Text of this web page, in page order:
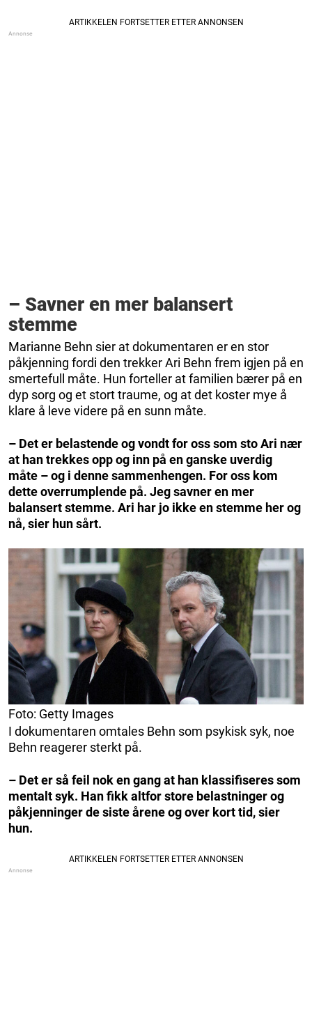
– Savner en mer balansert
stemme
Marianne Behn sier at dokumentaren er en stor
påkjenning fordi den trekker Ari Behn frem igjen på en
smertefull måte. Hun forteller at familien bærer på en
dyp sorg og et stort traume, og at det koster mye å
klare å leve videre på en sunn måte.
– Det er belastende og vondt for oss som sto Ari nær
at han trekkes opp og inn på en ganske uverdig
måte – og i denne sammenhengen. For oss kom
dette overrumplende på. Jeg savner en mer
balansert stemme. Ari har jo ikke en stemme her og
nå, sier hun sårt.
Foto: Getty Images
I dokumentaren omtales Behn som psykisk syk, noe
Behn reagerer sterkt på.
– Det er så feil nok en gang at han klassifiseres som
mentalt syk. Han fikk altfor store belastninger og
påkjenninger de siste årene og over kort tid, sier
hun.